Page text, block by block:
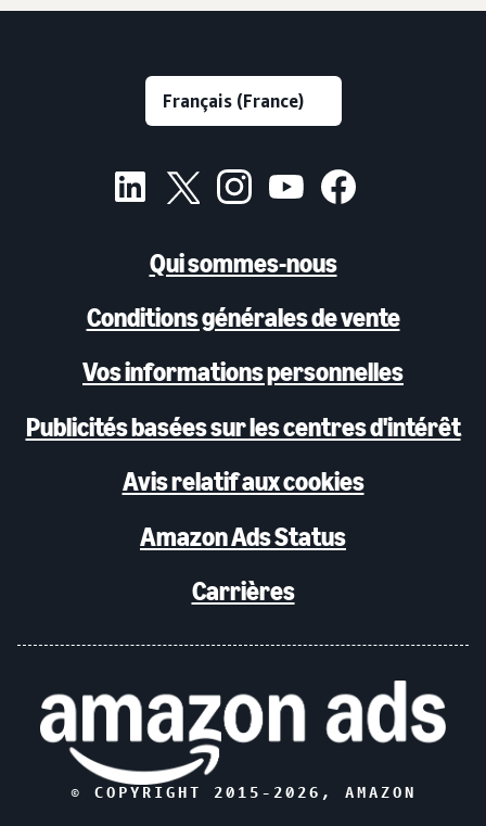
Qui sommes-nous
Conditions générales de vente
Vos informations personnelles
Publicités basées sur les centres d'intérêt
Avis relatif aux cookies
Amazon Ads Status
Carrières
© COPYRIGHT 2015- 2026 , AMAZON